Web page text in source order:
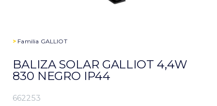
> Familia GALLIOT
BALIZA SOLAR GALLIOT 4,4W
830 NEGRO IP44
662253